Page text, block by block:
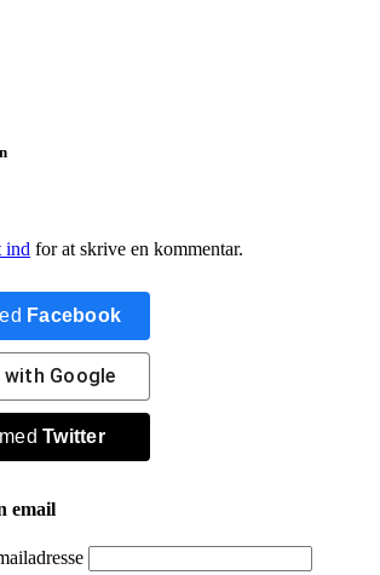
ind for at skrive en kommentar.
Facebook
with Google
Twitter
email